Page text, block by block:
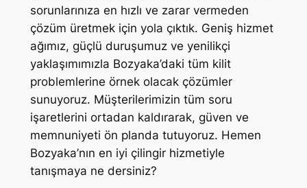
sorunlarınıza en hızlı ve zarar vermeden
çözüm üretmek için yola çıktık. Geniş hizmet
ağımız, güçlü duruşumuz ve yenilikçi
yaklaşımımızla Bozyaka’daki tüm kilit
problemlerine örnek olacak çözümler
sunuyoruz. Müşterilerimizin tüm soru
işaretlerini ortadan kaldırarak, güven ve
memnuniyeti ön planda tutuyoruz. Hemen
Bozyaka’nın en iyi çilingir hizmetiyle
tanışmaya ne dersiniz?